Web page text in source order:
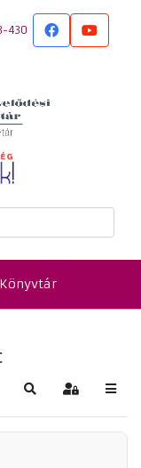
430
Keresés